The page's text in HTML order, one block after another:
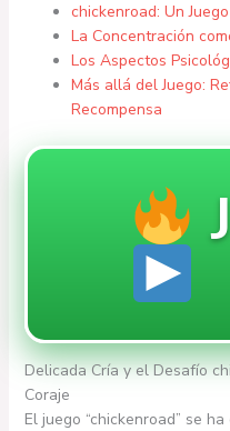
chickenroad: Un
La Concentración
Los Aspectos
Más allá del Juego:
Recompensa
Delicada Cría y el Desafío
Coraje
El juego “chickenroad” se